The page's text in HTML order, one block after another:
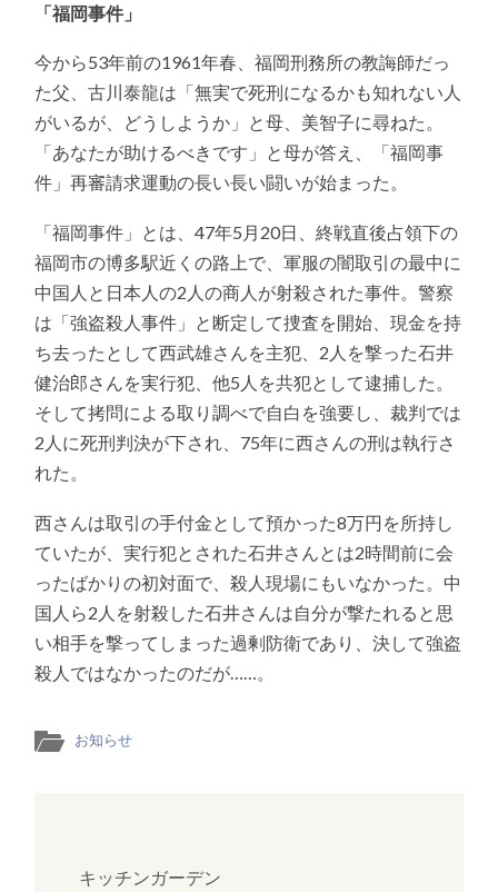
「福岡事件」
今から53年前の1961年春、福岡刑務所の教誨師だっ
た父、古川泰龍は「無実で死刑になるかも知れない人
がいるが、どうしようか」と母、美智子に尋ねた。
「あなたが助けるべきです」と母が答え、「福岡事
件」再審請求運動の長い長い闘いが始まった。
「福岡事件」とは、47年5月20日、終戦直後占領下の
福岡市の博多駅近くの路上で、軍服の闇取引の最中に
中国人と日本人の2人の商人が射殺された事件。警察
は「強盗殺人事件」と断定して捜査を開始、現金を持
ち去ったとして西武雄さんを主犯、2人を撃った石井
健治郎さんを実行犯、他5人を共犯として逮捕した。
そして拷問による取り調べで自白を強要し、裁判では
2人に死刑判決が下され、75年に西さんの刑は執行さ
れた。
西さんは取引の手付金として預かった8万円を所持し
ていたが、実行犯とされた石井さんとは2時間前に会
ったばかりの初対面で、殺人現場にもいなかった。中
国人ら2人を射殺した石井さんは自分が撃たれると思
い相手を撃ってしまった過剰防衛であり、決して強盗
殺人ではなかったのだが……。
お知らせ
キッチンガーデン